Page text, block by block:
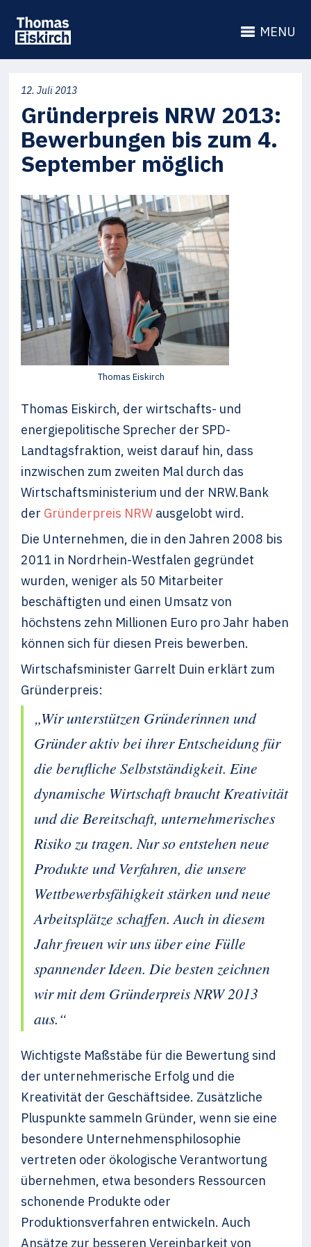
MENU
12. Juli 2013
Gründerpreis NRW 2013:
Bewerbungen bis zum 4.
September möglich
Thomas Eiskirch
Thomas Eiskirch, der wirtschafts- und
energiepolitische Sprecher der SPD-
Landtagsfraktion, weist darauf hin, dass
inzwischen zum zweiten Mal durch das
Wirtschaftsministerium und der NRW.Bank
der Gründerpreis NRW ausgelobt wird.
Die Unternehmen, die in den Jahren 2008 bis
2011 in Nordrhein-Westfalen gegründet
wurden, weniger als 50 Mitarbeiter
beschäftigten und einen Umsatz von
höchstens zehn Millionen Euro pro Jahr haben
können sich für diesen Preis bewerben.
Wirtschafsminister Garrelt Duin erklärt zum
Gründerpreis:
„Wir unterstützen Gründerinnen und
Gründer aktiv bei ihrer Entscheidung für
die berufliche Selbstständigkeit. Eine
dyna­mische Wirtschaft braucht Kreativität
und die Bereitschaft, unter­nehmerisches
Risiko zu tragen. Nur so entstehen neue
Produkte und Verfahren, die unsere
Wettbewerbsfähigkeit stärken und neue
Arbeits­plätze schaffen. Auch in diesem
Jahr freuen wir uns über eine Fülle
spannender Ideen. Die besten zeichnen
wir mit dem Gründerpreis NRW 2013
aus.“
Wichtigste Maßstäbe für die Bewertung sind
der unternehmerische Erfolg und die
Kreativität der Geschäftsidee. Zusätzliche
Pluspunkte sammeln Gründer, wenn sie eine
besondere Unternehmensphilosophie
vertreten oder ökologische Verantwortung
übernehmen, etwa besonders Ressourcen
schonende Produkte oder
Produktionsverfahren entwickeln. Auch
Ansätze zur besseren Vereinbarkeit von